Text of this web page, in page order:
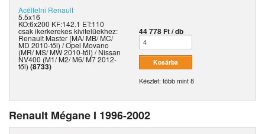
Acélfelni Renault
5.5x16
KO:6x200 KF:142.1 ET:110
csak ikerkerekes kivitelűekhez:
Renault Master (MA/ MB/ MC/
MD 2010-től) / Opel Movano
(MR/ MS/ MW 2010-től) / Nissan
NV400 (M1/ M2/ M6/ M7 2012-
től) (8733)
44 778 Ft / db
Készlet: több mint 8
Renault Mégane I 1996-2002